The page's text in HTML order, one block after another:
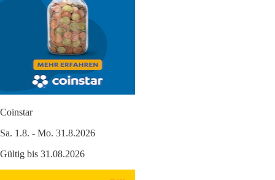
Coinstar
Sa. 1.8. - Mo. 31.8.2026
Gültig bis 31.08.2026